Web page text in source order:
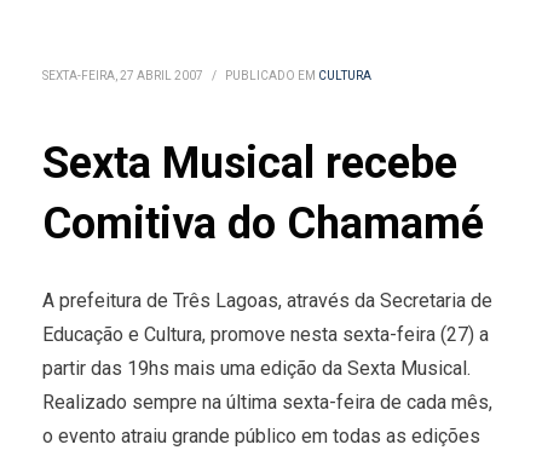
SEXTA-FEIRA, 27 ABRIL 2007 / PUBLICADO EM CULTURA
Sexta Musical recebe
Comitiva do Chamamé
A prefeitura de Três Lagoas, através da Secretaria de
Educação e Cultura, promove nesta sexta-feira (27) a
partir das 19hs mais uma edição da Sexta Musical.
Realizado sempre na última sexta-feira de cada mês,
o evento atraiu grande público em todas as edições